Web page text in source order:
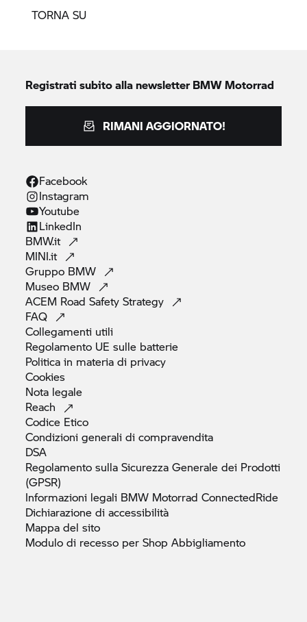
TORNA SU
Registrati subito alla newsletterBMW Motorrad
RIMANI AGGIORNATO!
Facebook
Instagram
Youtube
LinkedIn
BMW.it
MINI.it
Gruppo BMW
Museo BMW
ACEM Road SafetyStrategy
FAQ
Collegamenti utili
Regolamento UE sulle batterie
Politica in materia di privacy
Cookies
Nota legale
Reach
Codice Etico
Condizioni generali dicompravendita
DSA
Regolamento sulla Sicurezza Generale dei Prodotti
(GPSR)
Informazioni legali BMW Motorrad ConnectedRide
Dichiarazione diaccessibilità
Mappa delsito
Modulo di recesso per ShopAbbigliamento